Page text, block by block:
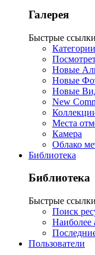
Галерея
Быстрые ссылки
Категории
Новые
Новые
Новые
New
Места
Камера
Облако
Библиотека
Библиотека
Быстрые ссылки
Поиск
Наиболее
Пользователи